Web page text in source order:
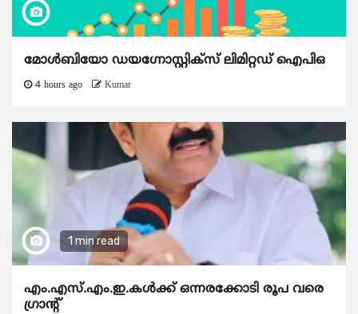
മോൾബിയോ ഡയഗ്നോസ്റ്റിക്സ് ലിമിറ്റഡ് ഐപിഒ
4 hours ago Kumar
1 min read
എം.എസ്.എം.ഇ.കൾക്ക് ഒന്നരക്കോടി രൂപ വരെ
ഗ്രാന്റ്